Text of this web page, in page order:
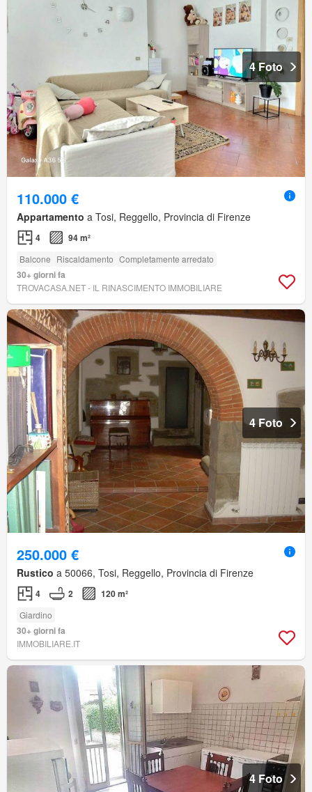
4 Foto
110.000 €
Appartamento a Tosi, Reggello, Provincia di Firenze
4 94 m²
Balcone Riscaldamento Completamente arredato
30+ giorni fa
TROVACASA.NET - IL RINASCIMENTO IMMOBILIARE
4 Foto
250.000 €
Rustico a 50066, Tosi, Reggello, Provincia di Firenze
4 2 120 m²
Giardino
30+ giorni fa
IMMOBILIARE.IT
4 Foto